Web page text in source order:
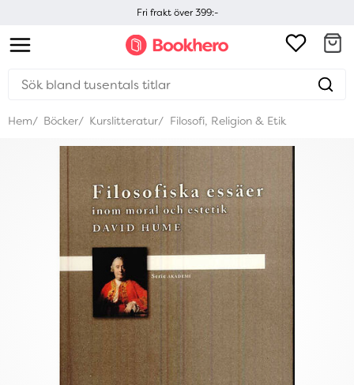
Fri frakt över 399:-
Hem Böcker Kurslitteratur Filosofi, Religion & Etik